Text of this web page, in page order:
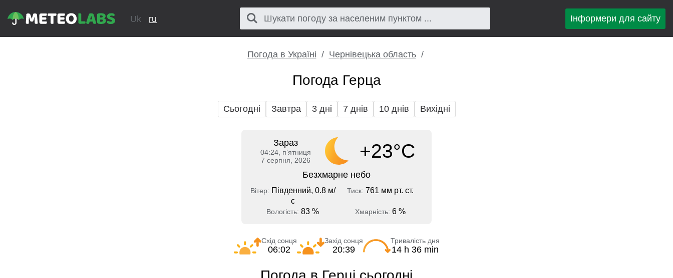
Uk ru Інформери для сайту
Погода в Україні Чернівецька область
Погода Герца
Сьогодні Завтра 3 дні 7 днів 10 днів Вихідні
Зараз
04:24, пʼятниця
7 серпня, 2026
+23°C
Безхмарне небо
Вітер: Південний, 0.8 м/
с
Тиск: 761 мм рт. ст.
Вологість: 83 % Хмарність: 6 %
Схід сонця
06:02
Захід сонця
20:39
Тривалість дня
14 h 36 min